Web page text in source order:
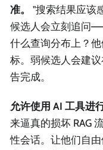
准。
"搜索结果应该
候选人会立刻追问
什么查询分布上？
标。弱候选人会建
告完成。
允许使用 AI 工具进
来逼真的损坏 RAG
性会话。让他们自